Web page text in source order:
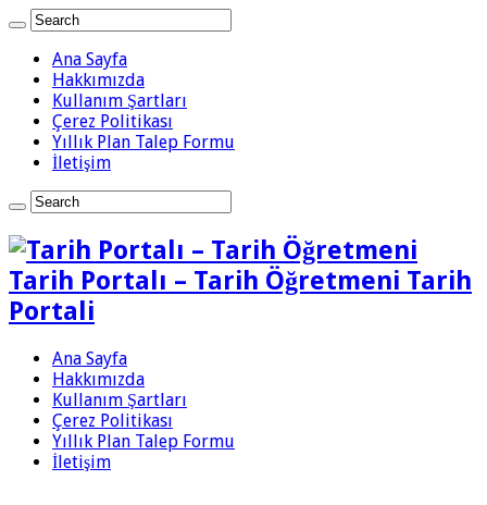
Ana Sayfa
Hakkımızda
Kullanım Şartları
Çerez Politikası
Yıllık Plan Talep Formu
İletişim
Tarih Portalı – Tarih Öğretmeni Tarih
Portali
Ana Sayfa
Hakkımızda
Kullanım Şartları
Çerez Politikası
Yıllık Plan Talep Formu
İletişim